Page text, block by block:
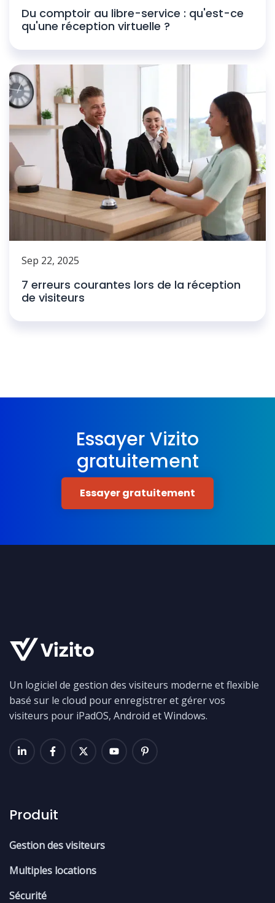
Du comptoir au libre-service : qu'est-ce
qu'une réception virtuelle ?
Sep 22, 2025
7 erreurs courantes lors de la réception
de visiteurs
Essayer Vizito
gratuitement
Essayer gratuitement
Un logiciel de gestion des visiteurs moderne et flexible
basé sur le cloud pour enregistrer et gérer vos
visiteurs pour iPadOS, Android et Windows.
Produit
Gestion des visiteurs
Multiples locations
Sécurité